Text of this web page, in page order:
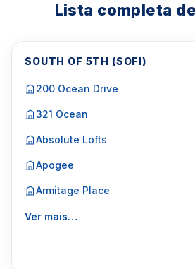
Lista completa
SOUTH OF 5TH (SOFI)
200 Ocean Drive
321 Ocean
Absolute Lofts
Apogee
Armitage Place
Ver mais…